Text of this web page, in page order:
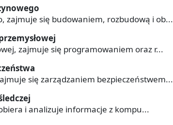
zajmuje się budowaniem, rozbudową i ob...
zajmuje się programowaniem oraz r...
się zarządzaniem bezpieczeństwem...
i analizuje informacje z kompu...